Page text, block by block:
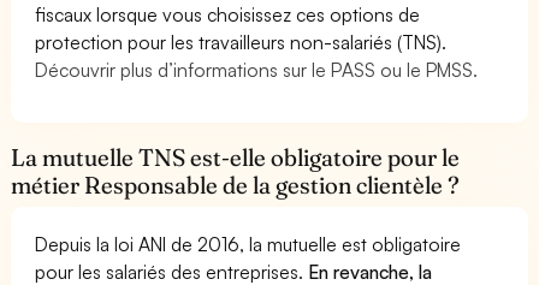
fiscaux lorsque vous choisissez ces options de
protection pour les travailleurs non-salariés (TNS).
Découvrir plus d’informations sur le PASS ou le PMSS.
La mutuelle TNS est-elle obligatoire pour le
métier Responsable de la gestion clientèle ?
Depuis la loi ANI de 2016, la mutuelle est obligatoire
pour les salariés des entreprises. En revanche, la